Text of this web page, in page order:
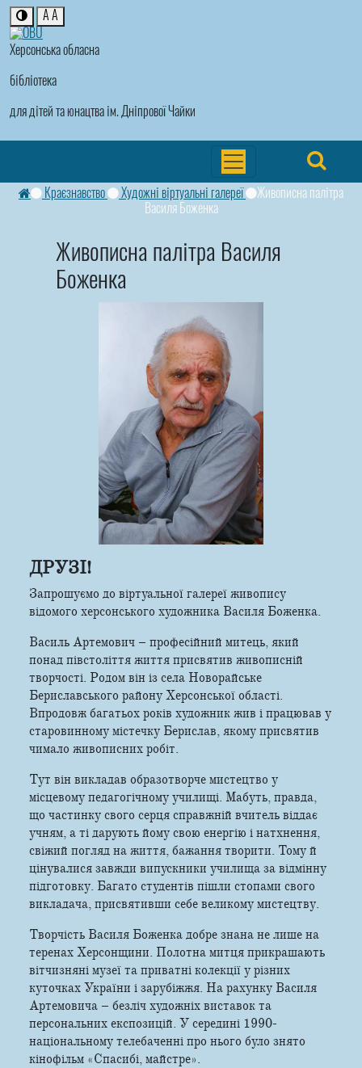
Херсонська обласна
бібліотека
для дітей та юнацтва ім. Дніпрової Чайки
A A
Краєзнавство Художні віртуальні галереї
Живописна палітра
Василя Боженка
Живописна палітра Василя
Боженка
ДРУЗІ!
Запрошуємо до віртуальної галереї живопису
відомого херсонського художника Василя Боженка.
Василь Артемович – професійний митець, який
понад півстоліття життя присвятив живописній
творчості. Родом він із села Новорайське
Бериславського району Херсонської області.
Впродовж багатьох років художник жив і працював у
старовинному містечку Берислав, якому присвятив
чимало живописних робіт.
Тут він викладав образотворче мистецтво у
місцевому педагогічному училищі. Мабуть, правда,
що частинку свого серця справжній вчитель віддає
учням, а ті дарують йому свою енергію і натхнення,
свіжий погляд на життя, бажання творити. Тому й
цінувалися завжди випускники училища за відмінну
підготовку. Багато студентів пішли стопами свого
викладача, присвятивши себе великому мистецтву.
Творчість Василя Боженка добре знана не лише на
теренах Херсонщини. Полотна митця прикрашають
вітчизняні музеї та приватні колекції у різних
куточках України і зарубіжжя. На рахунку Василя
Артемовича – безліч художніх виставок та
персональних експозицій. У середині 1990-
національному телебаченні про нього було знято
кінофільм «Спасибі, майстре».